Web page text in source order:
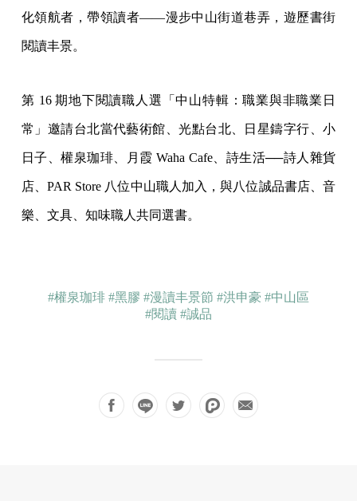
化領航者，帶領讀者——漫步中山街道巷弄，遊歷書街
閱讀丰景。
第 16 期地下閱讀職人選「中山特輯：職業與非職業日
常」邀請台北當代藝術館、光點台北、日星鑄字行、小
日子、權泉珈琲、月霞 Waha Cafe、詩生活──詩人雜貨
店、PAR Store 八位中山職人加入，與八位誠品書店、音
樂、文具、知味職人共同選書。
#權泉珈琲 #黑膠 #漫讀丰景節 #洪申豪 #中山區
#閱讀 #誠品